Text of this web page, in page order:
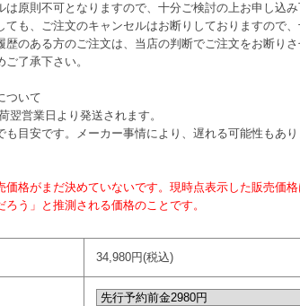
は原則不可となりますので、十分ご検討の上お申し込み
ても、ご注文のキャンセルはお断りしておりますので
歴のある方のご注文は、当店の判断でご注文をお断り
了承下さい。
ついて
営業日より発送されます。
も目安です。メーカー事情により、遅れる可能性もあり
格がまだ決めていないです。現時点表示した販売価
ろう」と推測される価格のことです。
34,980円(税込)